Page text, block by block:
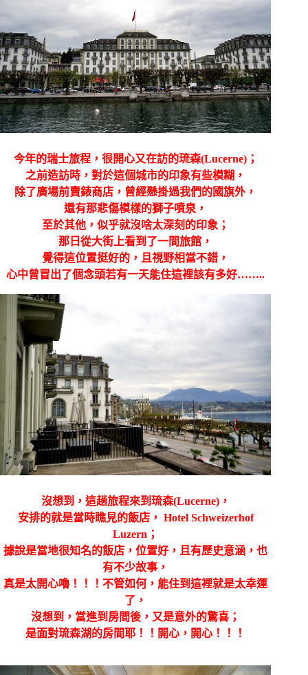
今年的瑞士旅程，很開心又在訪的琉森(Lucerne)；
之前造訪時，對於這個城市的印象有些模糊，
除了廣場前賣錶商店，曾經懸掛過我們的國旗外，
還有那悲傷模樣的獅子噴泉，
至於其他，似乎就沒啥太深刻的印象；
那日從大街上看到了一間旅館，
覺得這位置挺好的，且視野相當不錯，
心中曾冒出了個念頭若有一天能住這裡該有多好……..
沒想到，這趟旅程來到琉森(Lucerne)，
安排的就是當時瞧見的飯店， Hotel Schweizerhof
Luzern；
據說是當地很知名的飯店，位置好，且有歷史意涵，也
有不少故事，
真是太開心嚕！！！不管如何，能住到這裡就是太幸運
了，
沒想到，當進到房間後，又是意外的驚喜；
是面對琉森湖的房間耶！！開心，開心！！！